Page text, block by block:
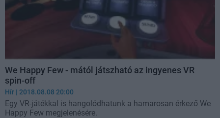
We Happy Few - mától játszható az ingyenes VR
spin-off
Hír | 2018.08.08 20:00
Egy VR-játékkal is hangolódhatunk a hamarosan érkező We
Happy Few megjelenésére.